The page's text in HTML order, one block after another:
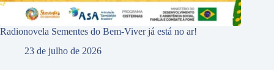
Radionovela Sementes do Bem-Viver já está no ar!
23 de julho de 2026